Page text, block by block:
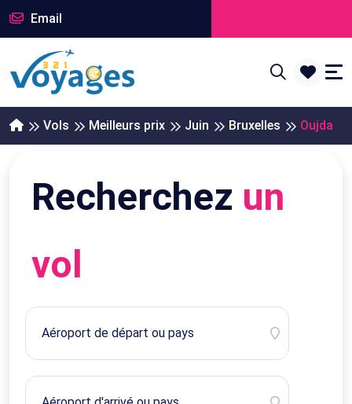
Email
Vols Meilleurs prix Juin Bruxelles Oujda
Recherchez un
vol